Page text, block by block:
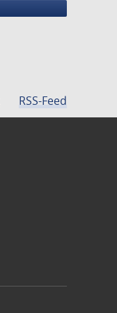
RSS-Feed